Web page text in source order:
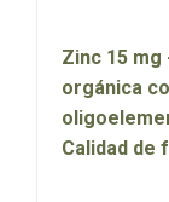
Zinc 15
orgánica
Calidad de